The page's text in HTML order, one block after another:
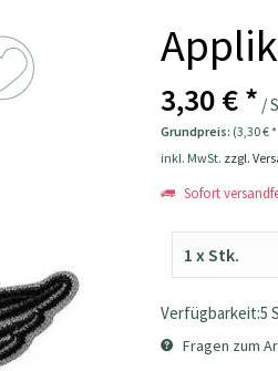
3,30 € * /
Grundpreis: (3,30 €
inkl. MwSt. zzgl.
Sofort
Verfügbarkeit:5
Fragen zum